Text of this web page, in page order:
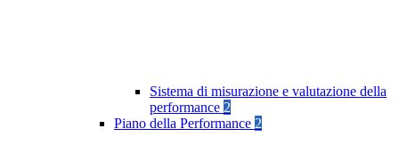
Sistema di misurazione e valutazione della
performance 2
Piano della Performance 2